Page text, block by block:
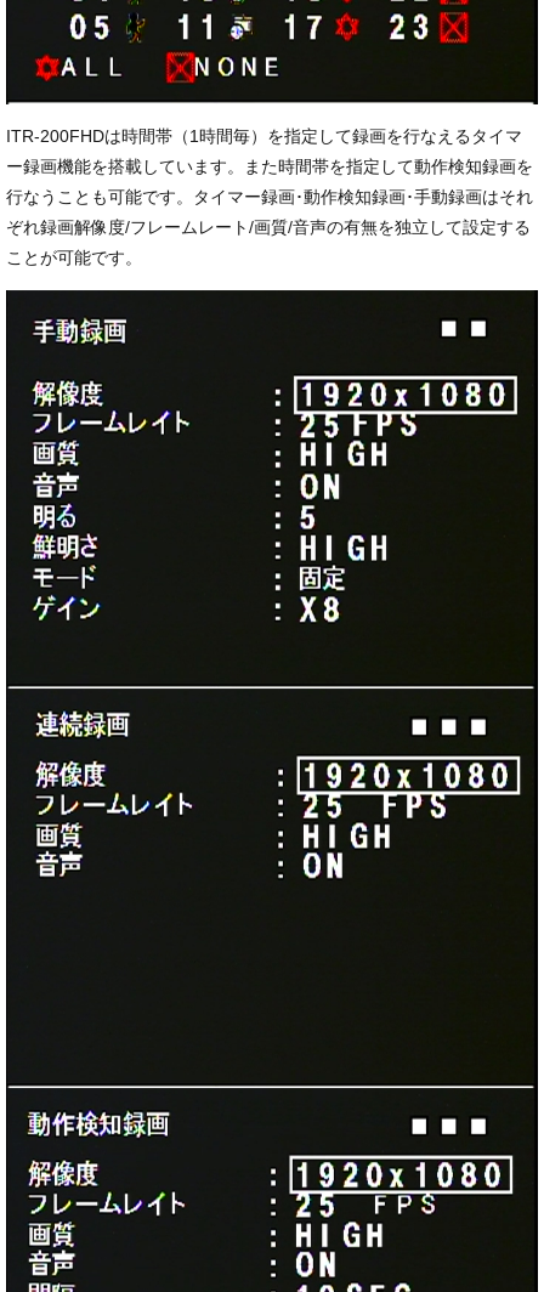
ITR-200FHDは時間帯（1時間毎）を指定して録画を行なえるタイマ
ー録画機能を搭載しています。また時間帯を指定して動作検知録画を
行なうことも可能です。タイマー録画･動作検知録画･手動録画はそれ
ぞれ録画解像度/フレームレート/画質/音声の有無を独立して設定する
ことが可能です。